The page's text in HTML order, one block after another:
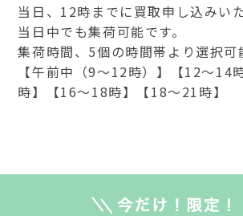
当日、12時までに買取申し込みい
当日中でも集荷可能です。
集荷時間、5個の時間帯より選択可
【午前中（9～12時）】【12～14
時】【16～18時】【18～21時】